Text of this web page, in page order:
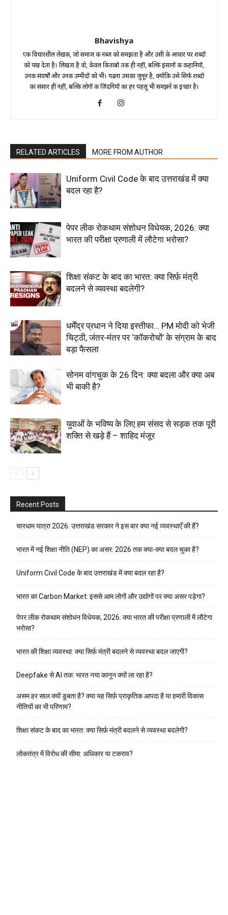
Bhavishya
एक विचारशील लेखक, जो समाज की नब्ज को समझता है और उसी के आधार पर शब्दों
को पंख देता है। लिखता है वो, केवल किताबों तक ही नहीं, बल्कि इंसानों की कहानियों,
उनकी संघर्षों और उनकी उम्मीदों को भी। पढ़ना उसका जुनून है, क्योंकि उसे सिर्फ शब्दों
का संसार ही नहीं, बल्कि लोगों की ज़िंदगियों का हर पहलू भी समझने की इच्छा है।
RELATED ARTICLES MORE FROM AUTHOR
Uniform Civil Code के बाद उत्तराखंड में क्या
बदल रहा है?
पेपर लीक रोकथाम संशोधन विधेयक, 2026: क्या
भारत की परीक्षा प्रणाली में लौटेगा भरोसा?
शिक्षा संकट के बाद का भारत: क्या सिर्फ़ मंत्री
बदलने से व्यवस्था बदलेगी?
धर्मेंद्र प्रधान ने दिया इस्तीफा… PM मोदी को भेजी
चिट्ठी, जंतर-मंतर पर ‘कॉकरोचों’ के संग्राम के बाद
बड़ा फैसला
सोनम वांगचुक के 26 दिन: क्या बदला और क्या अब
भी बाकी है?
युवाओं के भविष्य के लिए हम संसद से सड़क तक पूरी
शक्ति से खड़े हैं – शाहिद मंजूर
Recent Posts
चारधाम यात्रा 2026: उत्तराखंड सरकार ने इस बार क्या नई व्यवस्थाएँ की हैं?
भारत में नई शिक्षा नीति (NEP) का असर: 2026 तक क्या-क्या बदल चुका है?
Uniform Civil Code के बाद उत्तराखंड में क्या बदल रहा है?
भारत का Carbon Market: इससे आम लोगों और उद्योगों पर क्या असर पड़ेगा?
पेपर लीक रोकथाम संशोधन विधेयक, 2026: क्या भारत की परीक्षा प्रणाली में लौटेगा
भरोसा?
भारत की शिक्षा व्यवस्था: क्या सिर्फ़ मंत्री बदलने से व्यवस्था बदल जाएगी?
Deepfake से AI तक: भारत नया कानून क्यों ला रहा है?
असम हर साल क्यों डूबता है? क्या यह सिर्फ़ प्राकृतिक आपदा है या हमारी विकास
नीतियों का भी परिणाम?
शिक्षा संकट के बाद का भारत: क्या सिर्फ़ मंत्री बदलने से व्यवस्था बदलेगी?
लोकतंत्र में विरोध की सीमा: अधिकार या टकराव?